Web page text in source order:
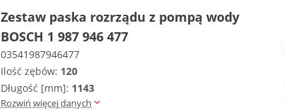
Zestaw paska rozrządu z pompą wody
BOSCH 1 987 946 477
03541987946477
Ilość zębów: 120
Długość [mm]: 1143
Rozwiń więcej danych